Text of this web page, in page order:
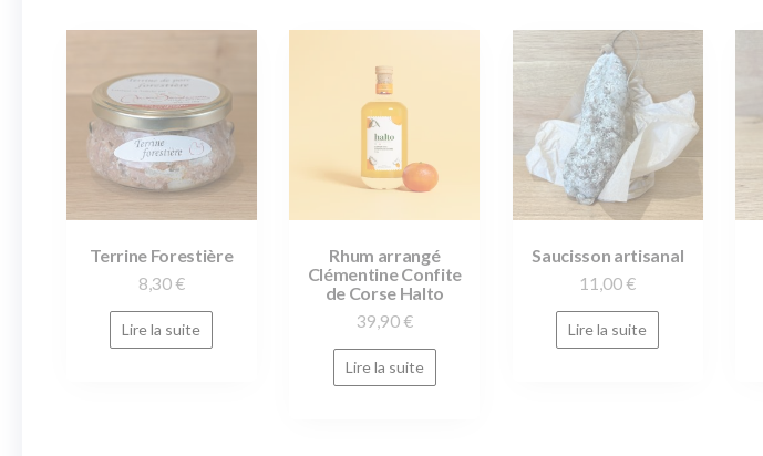
Terrine Forestière
8,30 €
Lire la suite
Rhum arrangé
Clémentine Confite
de Corse Halto
39,90 €
Lire la suite
Saucisson artisanal
11,00 €
Lire la suite